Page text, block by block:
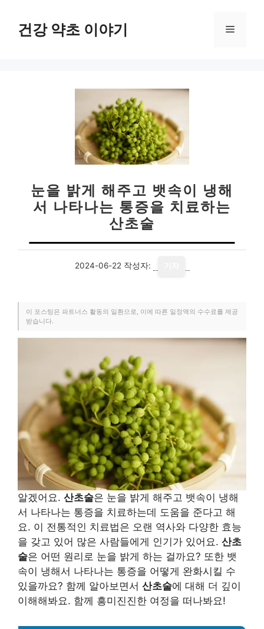
건강 약초 이야기 메
눈을 밝게 해주고 뱃속이 냉해
서 나타나는 통증을 치료하는
산초술
2024-06-22 작성자:
이 포스팅은 파트너스 활동의 일환으로, 이에 따른 일정액의 수수료를 제공
받습니다.
알겠어요. 산초술은 눈을 밝게 해주고 뱃속이 냉해
서 나타나는 통증을 치료하는데 도움을 준다고 해
요. 이 전통적인 치료법은 오랜 역사와 다양한 효능
을 갖고 있어 많은 사람들에게 인기가 있어요. 산초
술은 어떤 원리로 눈을 밝게 하는 걸까요? 또한 뱃
속이 냉해서 나타나는 통증을 어떻게 완화시킬 수
있을까요? 함께 알아보면서 산초술에 대해 더 깊이
이해해봐요. 함께 흥미진진한 여정을 떠나봐요!